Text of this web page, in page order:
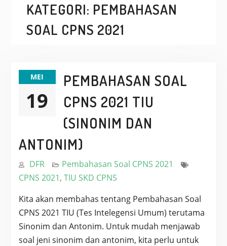
KATEGORI: PEMBAHASAN
SOAL CPNS 2021
MEI
19
PEMBAHASAN SOAL
CPNS 2021 TIU
(SINONIM DAN
ANTONIM)
DFR
Pembahasan Soal CPNS 2021
CPNS 2021, TIU SKD CPNS
Kita akan membahas tentang Pembahasan Soal
CPNS 2021 TIU (Tes Intelegensi Umum) terutama
Sinonim dan Antonim. Untuk mudah menjawab
soal jeni sinonim dan antonim, kita perlu untuk